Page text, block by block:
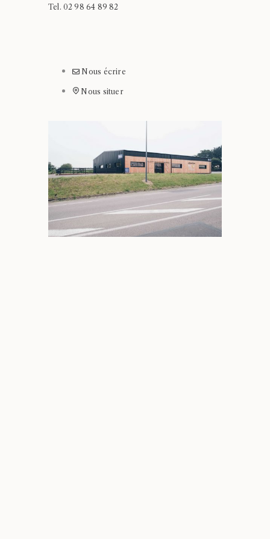
Tel. 02 98 64 89 82
Nous écrire
Nous situer